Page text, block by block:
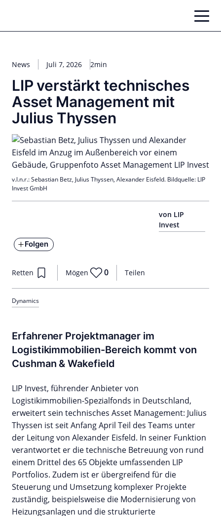
springen
News Juli 7, 2026 2min
LIP verstärkt technisches
Asset Management mit
Julius Thyssen
von LIP
Invest
Folgen
Teilen
Retten Mögen 0
Dynamics
v.l.n.r.: Sebastian Betz, Julius Thyssen, Alexander Eisfeld. Bildquelle: LIP
Invest GmbH
Erfahrener Projektmanager im
Logistikimmobilien-Bereich kommt von
Cushman & Wakefield
LIP Invest, führender Anbieter von
Logistikimmobilien-Spezialfonds in Deutschland,
erweitert sein technisches Asset Management: Julius
Thyssen ist seit Anfang April Teil des Teams unter
der Leitung von Alexander Eisfeld. In seiner Funktion
verantwortet er die technische Betreuung von rund
einem Drittel des 65 Objekte umfassenden LIP
Portfolios. Zudem ist er übergreifend für die
Steuerung und Umsetzung komplexer Projekte
zuständig, beispielsweise die Modernisierung von
Heizungsanlagen und die strukturierte